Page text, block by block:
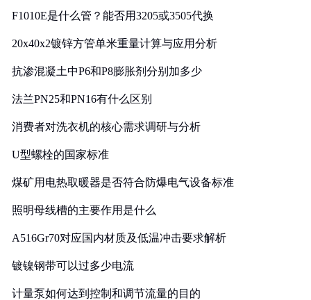
F1010E是什么管？能否用3205或3505代换
20x40x2镀锌方管单米重量计算与应用分析
抗渗混凝土中P6和P8膨胀剂分别加多少
法兰PN25和PN16有什么区别
消费者对洗衣机的核心需求调研与分析
U型螺栓的国家标准
煤矿用电热取暖器是否符合防爆电气设备标准
照明母线槽的主要作用是什么
A516Gr70对应国内材质及低温冲击要求解析
镀镍钢带可以过多少电流
计量泵如何达到控制和调节流量的目的